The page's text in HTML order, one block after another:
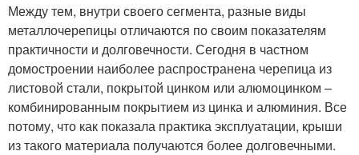
Между тем, внутри своего сегмента, разные виды
металлочерепицы отличаются по своим показателям
практичности и долговечности. Сегодня в частном
домостроении наиболее распространена черепица из
листовой стали, покрытой цинком или алюмоцинком –
комбинированным покрытием из цинка и алюминия. Все
потому, что как показала практика эксплуатации, крыши
из такого материала получаются более долговечными.